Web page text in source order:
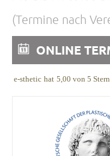
(Termine nach
ONLINE
e-sthetic hat 5,00 von 5